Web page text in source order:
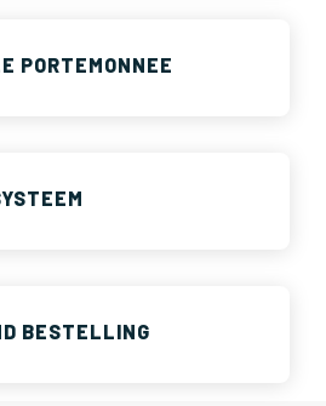
PORTEMONNEE
BESTELLING